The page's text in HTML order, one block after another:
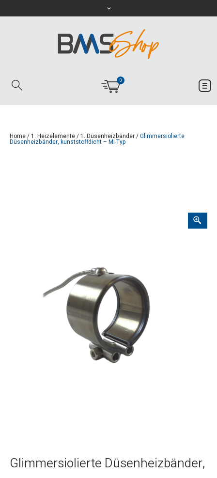
0
Home/1. Heizelemente/1. Düsenheizbänder/Glimmersiolierte
Düsenheizbänder, kunststoffdicht – MI-Typ
Glimmersiolierte Düsenheizbänder,